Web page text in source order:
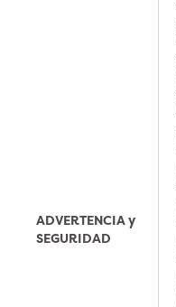
ADVERTENCIA y
SEGURIDAD